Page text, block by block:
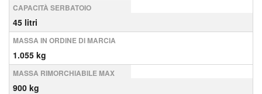
CAPACITÀ SERBATOIO
45 litri
MASSA IN ORDINE DI MARCIA
1.055 kg
MASSA RIMORCHIABILE MAX
900 kg